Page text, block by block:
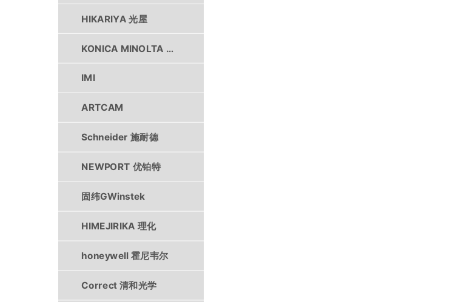
HIKARIYA 光屋
KONICA MINOLTA 柯尼卡美能达
IMI
ARTCAM
Schneider 施耐德
NEWPORT 优铂特
固纬GWinstek
HIMEJIRIKA 理化
honeywell 霍尼韦尔
Correct 清和光学